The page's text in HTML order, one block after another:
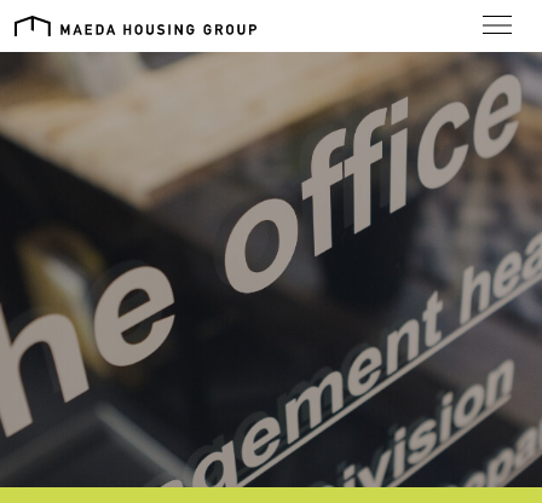
PHILOSOPHY
経営理念
ABOUT US
会社概要
DIVISION
事業部
PRODUCTS
商品・サービス